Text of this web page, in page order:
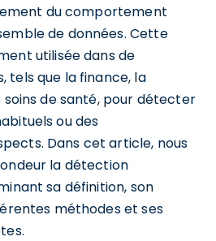
du comportement
de données. Cette
utilisée dans de
tels que la finance, la
de santé, pour détecter
ou des
Dans cet article, nous
la détection
sa définition, son
méthodes et ses